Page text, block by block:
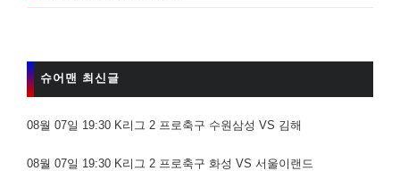
슈어맨 최신글
08월 07일 19:30 K리그 2 프로축구 수원삼성 VS 김해
08월 07일 19:30 K리그 2 프로축구 화성 VS 서울이랜드